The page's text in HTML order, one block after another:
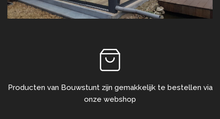
Producten van Bouwstunt zijn gemakkelijk te bestellen via
onze webshop